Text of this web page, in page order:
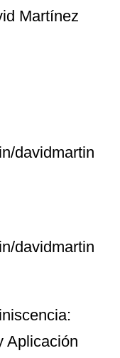
Martínez
davidmartin
davidmartin
Aplicación